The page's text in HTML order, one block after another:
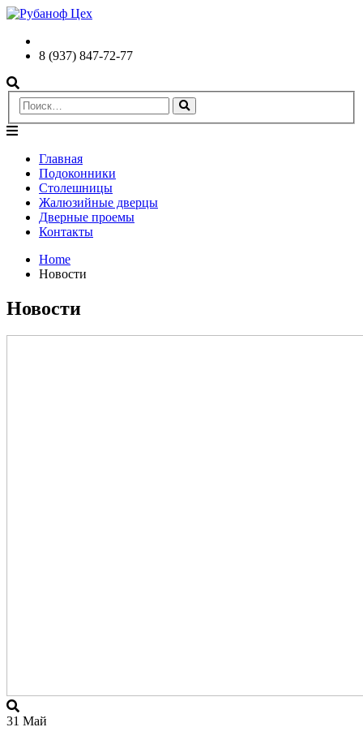
8 (937) 847-72-77
Главная
Подоконники
Столешницы
Жалюзийные дверцы
Дверные проемы
Контакты
Home
Новости
Новости
31 Май